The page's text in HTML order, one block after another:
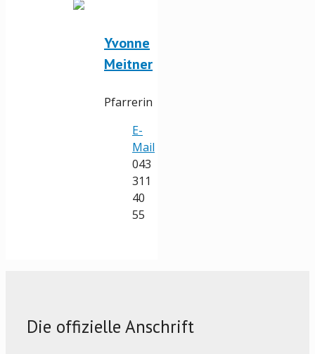
Yvonne
Meitner
Pfarrerin
E-
Mail
043
311
40
55
Die offizielle Anschrift